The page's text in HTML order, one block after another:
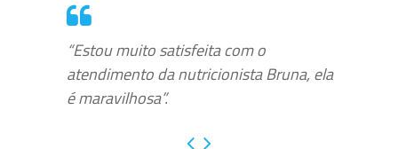
“Estou muito satisfeita com o
atendimento da nutricionista Bruna, ela
é maravilhosa”.